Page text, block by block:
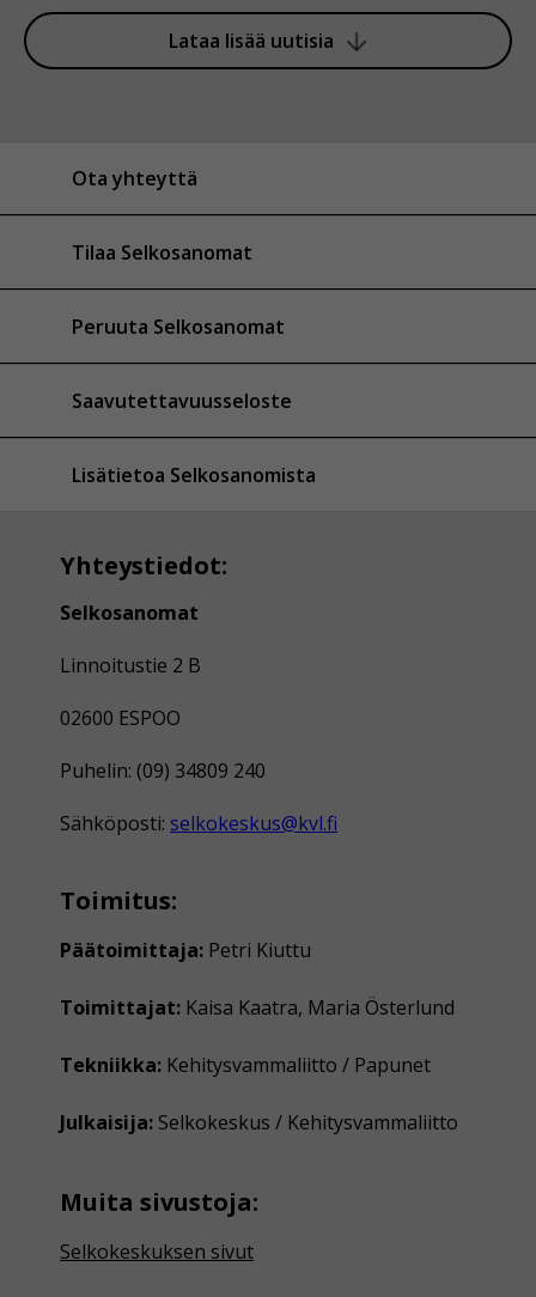
Lataa lisää uutisia
Ota yhteyttä
Tilaa Selkosanomat
Peruuta Selkosanomat
Saavutettavuusseloste
Lisätietoa Selkosanomista
Yhteystiedot:
Selkosanomat
Linnoitustie 2 B
02600 ESPOO
Puhelin: (09) 34809 240
Sähköposti: selkokeskus@kvl.fi
Toimitus:
Päätoimittaja: Petri Kiuttu
Toimittajat: Kaisa Kaatra, Maria Österlund
Tekniikka: Kehitysvammaliitto / Papunet
Julkaisija: Selkokeskus / Kehitysvammaliitto
Muita sivustoja:
Selkokeskuksen sivut